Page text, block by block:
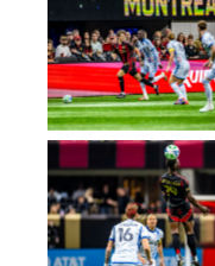
No Caption
No Caption